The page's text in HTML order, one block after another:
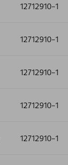
12712910-1
12712910-1
12712910-1
12712910-1
12712910-1